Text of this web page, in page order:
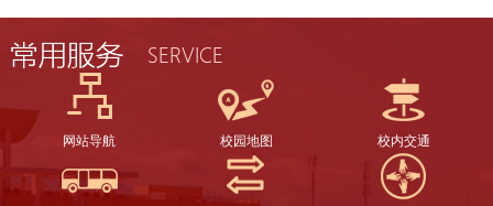
网站导航 校园地图 校内交通